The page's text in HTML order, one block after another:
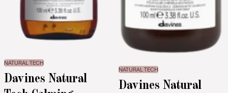
NATURAL TECH
Davines Natural
NATURAL TECH
Davines Natural